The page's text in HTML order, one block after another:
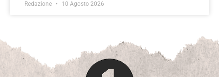
Redazione 10 Agosto 2026